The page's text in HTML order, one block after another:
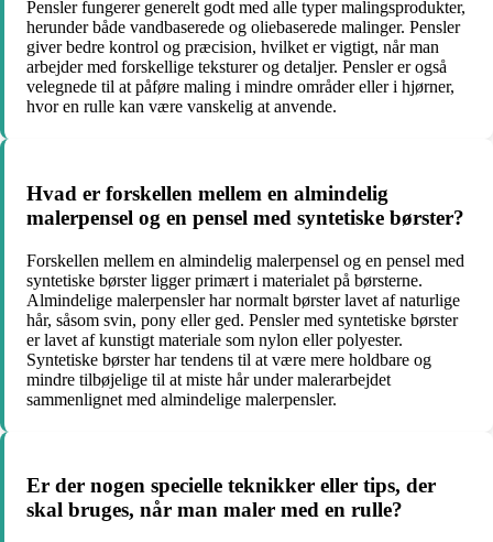
Pensler fungerer generelt godt med alle typer malingsprodukter,
herunder både vandbaserede og oliebaserede malinger. Pensler
giver bedre kontrol og præcision, hvilket er vigtigt, når man
arbejder med forskellige teksturer og detaljer. Pensler er også
velegnede til at påføre maling i mindre områder eller i hjørner,
hvor en rulle kan være vanskelig at anvende.
Hvad er forskellen mellem en almindelig
malerpensel og en pensel med syntetiske børster?
Forskellen mellem en almindelig malerpensel og en pensel med
syntetiske børster ligger primært i materialet på børsterne.
Almindelige malerpensler har normalt børster lavet af naturlige
hår, såsom svin, pony eller ged. Pensler med syntetiske børster
er lavet af kunstigt materiale som nylon eller polyester.
Syntetiske børster har tendens til at være mere holdbare og
mindre tilbøjelige til at miste hår under malerarbejdet
sammenlignet med almindelige malerpensler.
Er der nogen specielle teknikker eller tips, der
skal bruges, når man maler med en rulle?